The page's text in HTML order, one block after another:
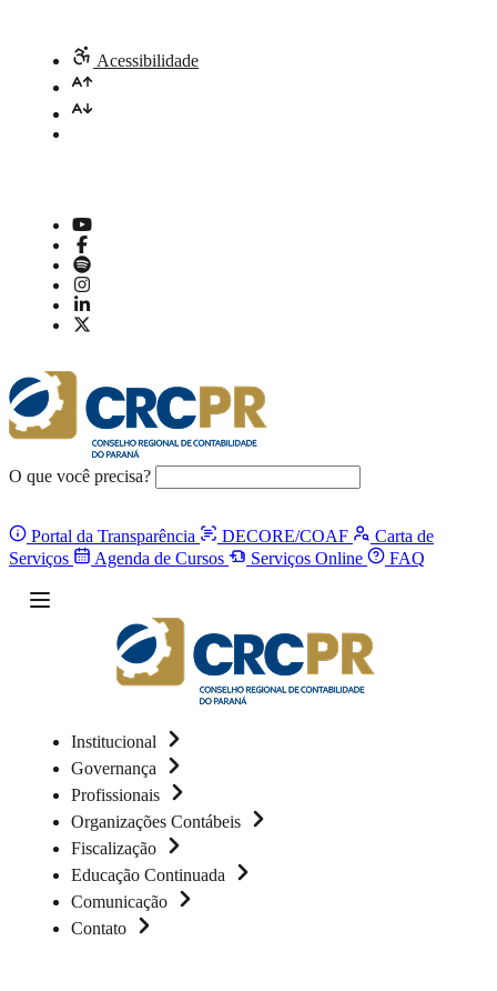
Acessibilidade
O que você precisa?
Portal da Transparência DECORE/COAF
Carta de
Serviços
Agenda de Cursos Serviços Online FAQ
Institucional
Governança
Profissionais
Organizações Contábeis
Fiscalização
Educação Continuada
Comunicação
Contato